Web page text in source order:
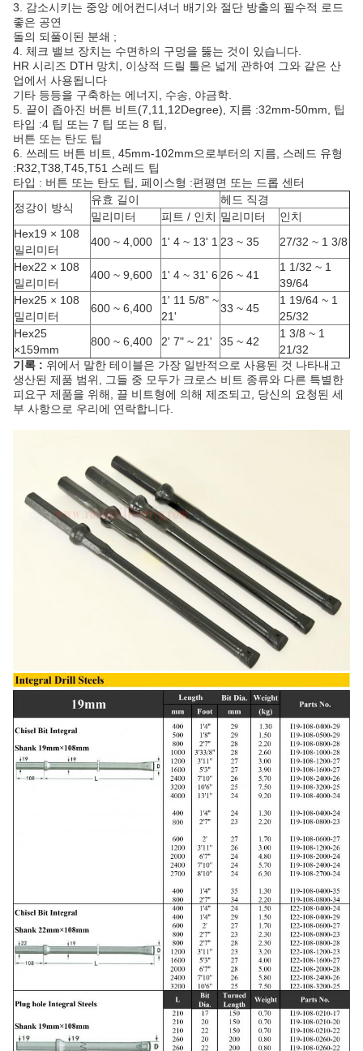
3. 감소시키는 중앙 에어컨디셔너 배기와 절단 방출의 필수적 로드
좋은 공연
돌의 되풀이된 분쇄 ;
4. 체크 밸브 장치는 수면하의 구멍을 뚫는 것이 있습니다.
HR 시리즈 DTH 망치, 이상적 드릴 툴은 넓게 관하여 그와 같은 산
업에서 사용됩니다
기타 등등을 구축하는 에너지, 수송, 야금학.
5. 끝이 좁아진 버튼 비트(7,11,12Degree), 지름 :32mm-50mm, 팁
타입 :4 팁 또는 7 팁 또는 8 팁,
버튼 또는 탄도 팁
6. 쓰레드 버튼 비트, 45mm-102mm으로부터의 지름, 스레드 유형
:R32,T38,T45,T51 스레드 팁
타입 : 버튼 또는 탄도 팁, 페이스형 :편평면 또는 드롭 센터
정강이 방식
유효 길이
헤드 직경
밀리미터
피트 / 인치 밀리미터
인치
Hex19 × 108
밀리미터
400 ~ 4,000 1' 4 ~ 13' 1 23 ~ 35
27/32 ~ 1 3/8
Hex22 × 108
밀리미터
400 ~ 9,600 1' 4 ~ 31' 6 26 ~ 41
1 1/32 ~ 1
39/64
Hex25 × 108
밀리미터
600 ~ 6,400
1' 11 5/8" ~
21'
33 ~ 45
1 19/64 ~ 1
25/32
Hex25
×159mm
800 ~ 6,400 2' 7" ~ 21' 35 ~ 42
1 3/8 ~ 1
21/32
기록 : 위에서 말한 테이블은 가장 일반적으로 사용된 것 나타내고
생산된 제품 범위, 그들 중 모두가 크로스 비트 종류와 다른 특별한
피요구 제품을 위해, 끌 비트형에 의해 제조되고, 당신의 요청된 세
부 사항으로 우리에 연락합니다.